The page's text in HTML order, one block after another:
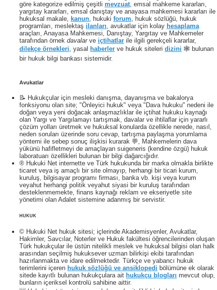
göre kategorize edilmiş çeşitli mevzuat, emsal mahkeme kararları,
yargıtay kararları, emsal danıştay ve anayasa mahkemesi kararları ile
hukuksal makale, kanun, hukuki forum, hukuk sözlüğü, hukuk
programları, meslektaş ilanları, avukatlar için kolay hesaplama
araçları, Anayasa Mahkemesi, Danıştay, Yargıtay ve Mahkemeler
tarafından örnek davalarve içtihatlar ile ilgili gerekçeli kararlar,
dilekçe örnekleri, yasal haberler ve hukuk siteleri dizini 🕸 bulunan
bir hukuk bilgi bankası sistemidir.
Avukatlar
📝 Hukukçular için mesleki danışma, dayanışma ve bakalorya
fonksiyonu olan site; "Önleyici hukuk" veya "Dava hukuku" nedeni ile
doğan veya yeni doğacak anlaşmazlıklar ile içtihat hukuku kaynağı
olan Yargı ve Yargılamayı tartışmak, davalar ve ihtilaflar için yararlı
çözüm yolları üretmek ve hukuksal konularda özellikle nerede, nasıl,
neden soruları üzerinde soru cevap, tartışma paylaşma yorumlama
yöntemi ile sebep sonuç ilişkisi kurarak 💬, Mahkemelerin dava
yükünü hafifletmeyi de amaçlayan suigeneris (kendine özgü) hukuk
laboratuarı özellikleri bulunan bir bilgi dağarcığıdır.
® Hukuki Net internette ve Türk hukukunda bir marka olmakla birlikte
ticaret veya iş amaçlı bir site olmayıp, herhangi bir ticari kurum,
kuruluş, bilgisayar programı firması, banka vb. kişi veya kurum
veyahut herhangi politik veyahut siyasi bir kuruluş tarafından
desteklenmemekte, finans kaynağı reklam ve ekseriyetle site
yönetimi olan Adalet sistemine adanmış bir servistir.
HUKUK
© Hukuki Net hukuk sitesi; içlerinde Akademisyenler, Avukatlar,
Hakimler, Savcılar, Noterler ve Hukuk fakültesi öğrencilerinden oluşan
Türk hukukçular ile üstün nitelikli meslek ve hukuksal bilgisi olan halk
arasından seçilmiş hukuksever uzman bilirkişi ekibi tarafından
hazırlanmakta ve idare edilmektedir. Türkçe ve yabancı hukuk
terimlerini içeren hukuk sözlüğü ve ansiklopedi bölümüne ek olarak
sitede kayıtlı bulunan hukukçulara ait hukukçu blogları mevcut olup,
bunların içeriksel kontrolü sahibine aittir.